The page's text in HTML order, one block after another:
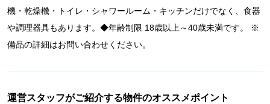
機・乾燥機・トイレ・シャワールーム・キッチンだけでなく、食器
や調理器具もあります。◆年齢制限 18歳以上～40歳未満です。 ※
備品の詳細はお問い合わせください。
運営スタッフがご紹介する物件のオススメポイント